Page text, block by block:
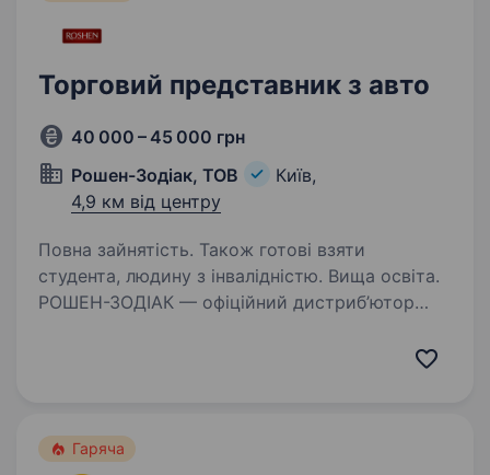
Торговий представник з авто
40 000 – 45 000 грн
Рошен-Зодіак, ТОВ
Київ,
4,9 км від центру
Повна зайнятість. Також готові взяти
студента, людину з інвалідністю. Вища освіта.
РОШЕН-ЗОДІАК — офіційний дистриб’ютор
(повністю офіційну)…
Гаряча